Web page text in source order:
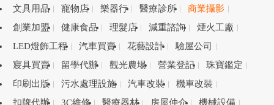
文具用品
寵物店 樂器行 醫療診所
商業攝影
創業加盟
健康食品 理髮店 減重諮詢
煙火工廠
LED燈飾工程
汽車買賣 花藝設計
驗屋公司
寢具買賣
留學代辦 觀光農場 營業登記
珠寶鑑定
印刷出版
污水處理設施 汽車改裝
機車改裝
扣牌代辦
3C維修 醫療器材 房屋仲介
機械設備